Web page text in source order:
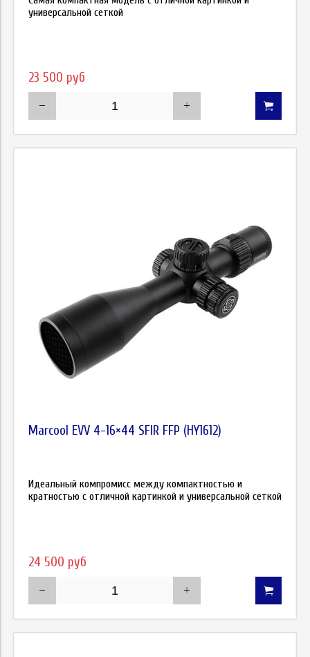
универсальной сеткой
23 500 руб
Marcool EVV 4-16×44 SFIR FFP (HY1612)
Идеальный компромисс между компактностью и
кратностью с отличной картинкой и универсальной сеткой
24 500 руб